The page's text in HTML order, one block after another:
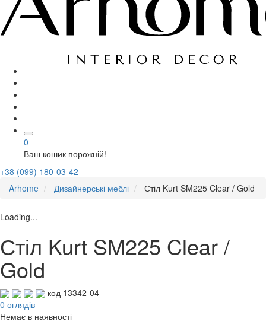
0
Ваш кошик порожній!
+38 (099) 180-03-42
Arhome
Дизайнерські меблі Стіл Kurt SM225 Clear / Gold
Loading...
Стіл Kurt SM225 Clear /
Gold
код 13342-04
0 оглядів
Немає в наявності